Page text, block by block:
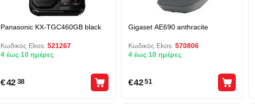
Panasonic KX-TGC460GB black
Κωδικός Ekos: 521267
4 έως 10 ημέρες
€42 38
Gigaset AE690 anthracite
Κωδικός Ekos: 570806
4 έως 10 ημέρες
€42 51